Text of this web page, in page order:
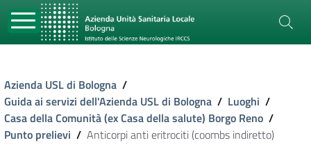
Azienda USL di Bologna /
Guida ai servizi dell'Azienda USL di Bologna / Luoghi /
Casa della Comunità (ex Casa della salute) Borgo Reno /
Punto prelievi / Anticorpi anti eritrociti (coombs indiretto)